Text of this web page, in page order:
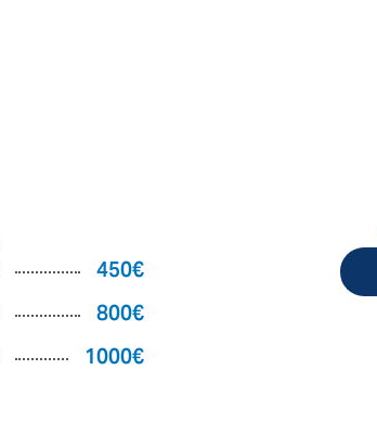
450€
800€
1000€